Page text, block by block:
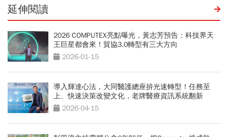
延伸閱讀
2026 COMPUTEX亮點曝光，黃志芳預告：科技界天
王巨星都會來！貿協3.0轉型有三大方向
2026-01-15
導入輝達心法，大同醫護總座拚光速轉型！任務至
上、快速決策改變文化，老牌醫療資訊系統翻新
2026-04-15